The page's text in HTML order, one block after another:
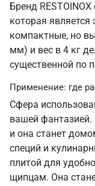
Бренд
которая
компактные, но
мм) и вес в 4 кг
существенной по
Применение: где
Сфера
вашей фантазией.
и она станет
специй и
плитой для
щипцам. Она